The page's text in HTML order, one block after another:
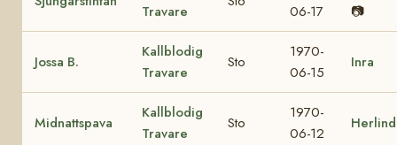
Travare
06-17
📷
Jossa B.
Kallblodig
Travare
Sto
1970-
06-15
Inra
Midnattspava
Kallblodig
Travare
Sto
1970-
06-12